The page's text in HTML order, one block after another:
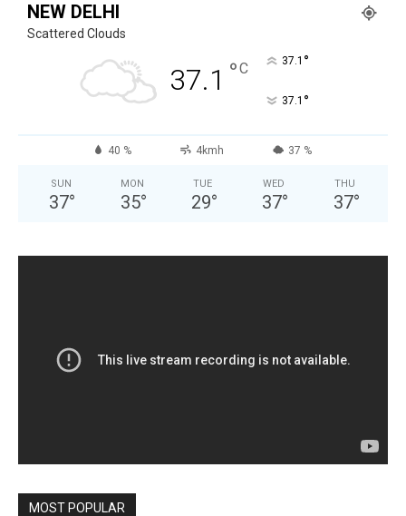
NEW DELHI
Scattered Clouds
37.1 °C 37.1 °
37.1 °
40 % 4kmh 37 %
SUN
37°
MON
35°
TUE
29°
WED
37°
THU
37°
MOST POPULAR